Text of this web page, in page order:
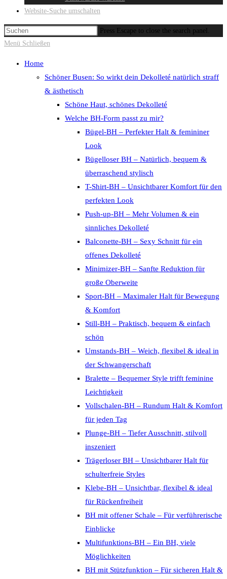
Website-Suche umschalten
Press Escape to close the search panel.
Menü Schließen
Home
Schöner Busen: So wirkt dein Dekolleté natürlich straff
& ästhetisch
Schöne Haut, schönes Dekolleté
Welche BH-Form passt zu mir?
Bügel-BH – Perfekter Halt & femininer
Look
Bügelloser BH – Natürlich, bequem &
überraschend stylisch
T-Shirt-BH – Unsichtbarer Komfort für den
perfekten Look
Push-up-BH – Mehr Volumen & ein
sinnliches Dekolleté
Balconette-BH – Sexy Schnitt für ein
offenes Dekolleté
Minimizer-BH – Sanfte Reduktion für
große Oberweite
Sport-BH – Maximaler Halt für Bewegung
& Komfort
Still-BH – Praktisch, bequem & einfach
schön
Umstands-BH – Weich, flexibel & ideal in
der Schwangerschaft
Bralette – Bequemer Style trifft feminine
Leichtigkeit
Vollschalen-BH – Rundum Halt & Komfort
für jeden Tag
Plunge-BH – Tiefer Ausschnitt, stilvoll
inszeniert
Trägerloser BH – Unsichtbarer Halt für
schulterfreie Styles
Klebe-BH – Unsichtbar, flexibel & ideal
für Rückenfreiheit
BH mit offener Schale – Für verführerische
Einblicke
Multifunktions-BH – Ein BH, viele
Möglichkeiten
BH mit Stützfunktion – Für sicheren Halt &